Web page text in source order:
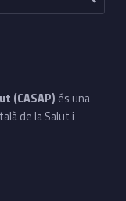
(CASAP) és una
de la Salut i